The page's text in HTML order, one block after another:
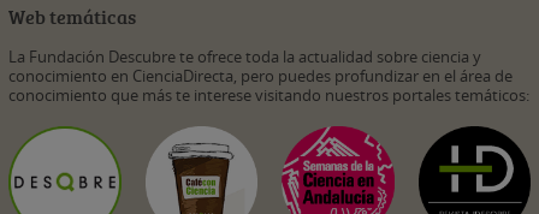
Web temáticas
La Fundación Descubre te ofrece toda la actualidad sobre ciencia y
conocimiento en CienciaDirecta, pero puedes profundizar en el área de
conocimiento que más te interese visitando nuestros portales temáticos: